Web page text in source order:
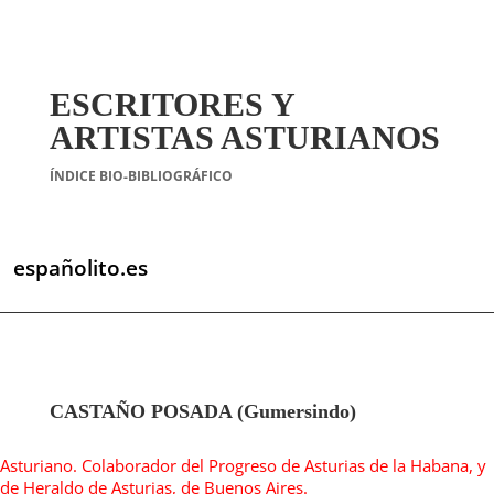
ESCRITORES Y
ARTISTAS ASTURIANOS
ÍNDICE BIO-BIBLIOGRÁFICO
españolito.es
CASTAÑO POSADA (Gumersindo)
Asturiano. Colaborador del Progreso de Asturias de la Habana, y
de Heraldo de Asturias, de Buenos Aires.